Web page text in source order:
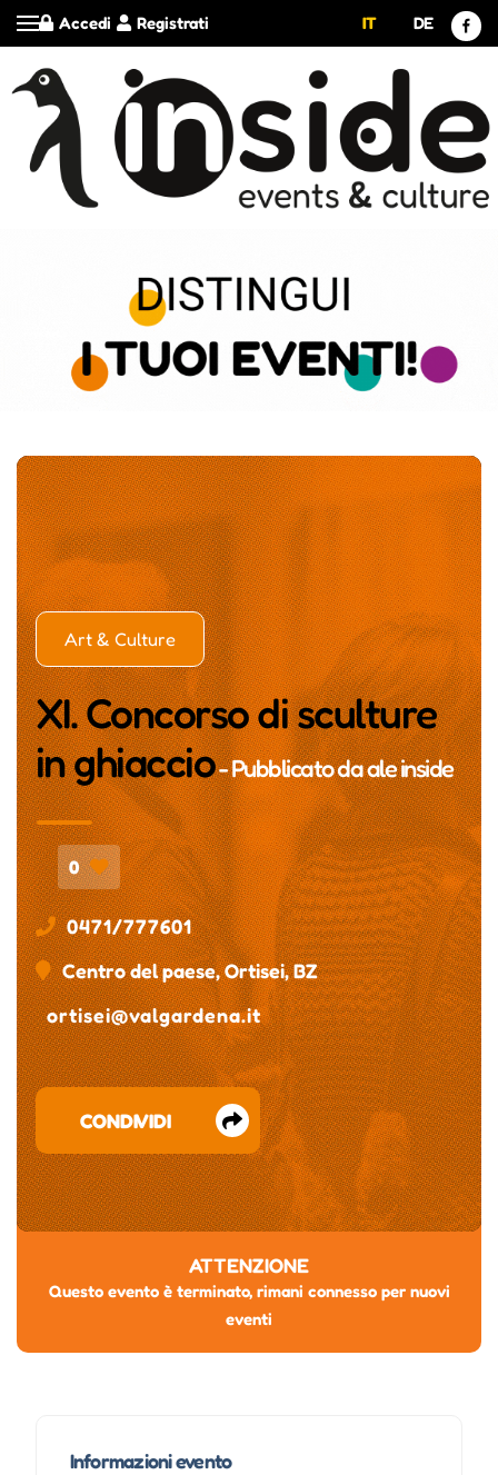
Registrati
Accedi IT DE
Art & Culture
XI. Concorso di sculture
in ghiaccio- Pubblicato daale inside
0
0471/777601
Centro del paese, Ortisei, BZ
ortisei@valgardena.it
CONDIVIDI
ATTENZIONE
Questo evento è terminato, rimani connesso per nuovi
eventi
Informazioni evento